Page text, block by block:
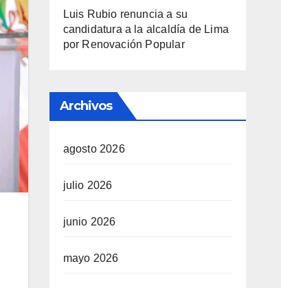
Luis Rubio renuncia a su
candidatura a la alcaldía de Lima
por Renovación Popular
Archivos
agosto 2026
julio 2026
junio 2026
mayo 2026